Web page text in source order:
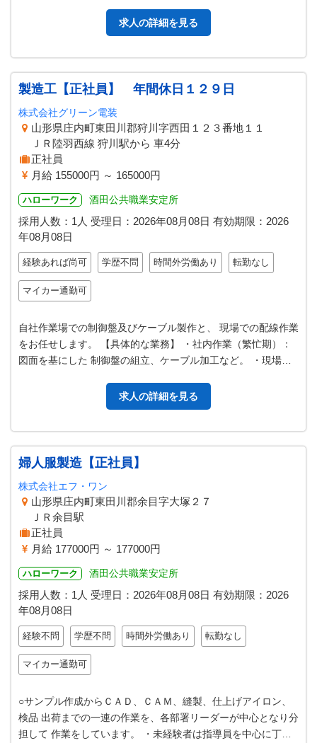
求人の詳細を見る
製造工【正社員】 年間休日１２９日
株式会社グリーン電装
山形県庄内町東田川郡狩川字西田１２３番地１１
ＪＲ陸羽西線 狩川駅から 車4分
正社員
月給 155000円 ～ 165000円
ハローワーク 酒田公共職業安定所
採用人数：1人 受理日： 2026年08月08日 有効期限： 2026
年08月08日
経験あれば尚可 学歴不問 時間外労働あり 転勤なし
マイカー通勤可
自社作業場での制御盤及びケーブル製作と、 現場での配線作業
をお任せします。 【具体的な業務】 ・社内作業（繁忙期）：
図面を基にした 制御盤の組立、ケーブル加工など。 ・現場作
求人の詳細を見る
婦人服製造【正社員】
株式会社エフ・ワン
山形県庄内町東田川郡余目字大塚２７
ＪＲ余目駅
正社員
月給 177000円 ～ 177000円
ハローワーク 酒田公共職業安定所
採用人数：1人 受理日： 2026年08月08日 有効期限： 2026
年08月08日
経験不問 学歴不問 時間外労働あり 転勤なし
マイカー通勤可
○サンプル作成からＣＡＤ、ＣＡＭ、縫製、仕上げアイロン、
検品 出荷までの一連の作業を、各部署リーダーが中心となり分
担して 作業をしています。 ・未経験者は指導員を中心に丁寧